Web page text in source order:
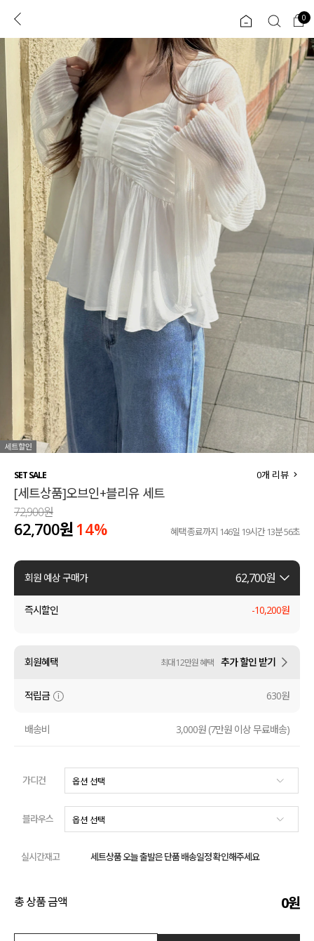
로그인 0
ENG
TW
JP
콘텐츠 리뷰 & 혜택 플러스핏 회원혜택 입
CATEGORY COMMUNITY
도착보장⚡
인플루언서 pick!
신상 5%
베스트
MADE
세트할인 ~30%
하객룩
살안타템
110사이즈
티셔츠
팬츠
셔츠
원피스
수영복
아우터
코디템
FIT ZOOM
ALL
익스클루시브
니트
블라우스
원피스
팬츠
스커트
ACC
0
SET SALE
[세트상품]오브인+블리유 세트
0개 리뷰
72,900원
62,700원 14% 혜택 종료까지 146일 19시간 13분 55초
회원 예상 구매가 62,700원
즉시할인 -10,200원
회원혜택 최대 12만원 혜택 추가 할인 받기
적립금 630원
배송비 3,000원 (7만원 이상 무료배송)
가디건
블라우스
실시간재고 세트상품 오늘 출발은 단품 배송일정 확인해주세요
총 상품 금액 0원